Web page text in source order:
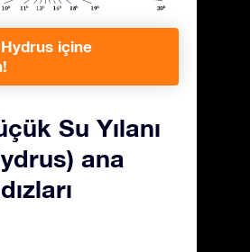
Hydrus içine
Su Yılanı
ana